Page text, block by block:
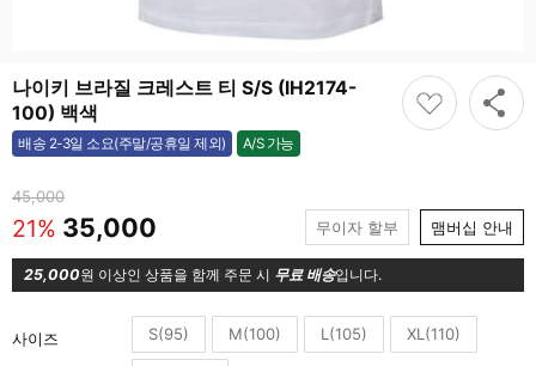
나이키 브라질 크레스트 티 S/S (IH2174-
100) 백색
배송 2-3일 소요(주말/공휴일 제외) A/S 가능
가능
45,000
21% 35,000 무이자 할부 맴버십 안내
25,000원 이상인 상품을 함께 주문 시 무료 배송입니다.
사이즈 S(95) M(100) L(105) XL(110)